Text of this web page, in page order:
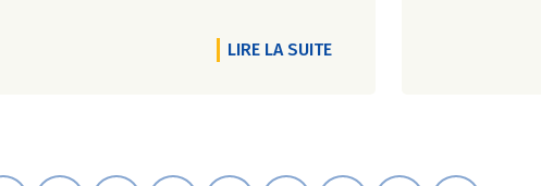
PETRINI ! LIRE LA SUITEDE L'ARTICLE LE SANS